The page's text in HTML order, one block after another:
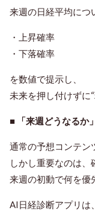
来週の日経平均につ
・上昇確率
・下落確率
を数値で提示し、
未来を押し付けずに“
■ 「来週どうなるか
通常の予想コンテン
しかし重要なのは、
来週の初動で何を優
AI日経診断アプリは、